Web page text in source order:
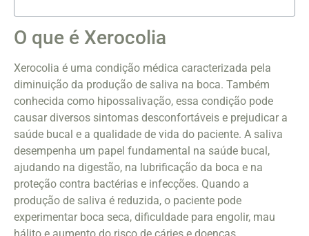
O que é Xerocolia
Xerocolia é uma condição médica caracterizada pela
diminuição da produção de saliva na boca. Também
conhecida como hipossalivação, essa condição pode
causar diversos sintomas desconfortáveis e prejudicar a
saúde bucal e a qualidade de vida do paciente. A saliva
desempenha um papel fundamental na saúde bucal,
ajudando na digestão, na lubrificação da boca e na
proteção contra bactérias e infecções. Quando a
produção de saliva é reduzida, o paciente pode
experimentar boca seca, dificuldade para engolir, mau